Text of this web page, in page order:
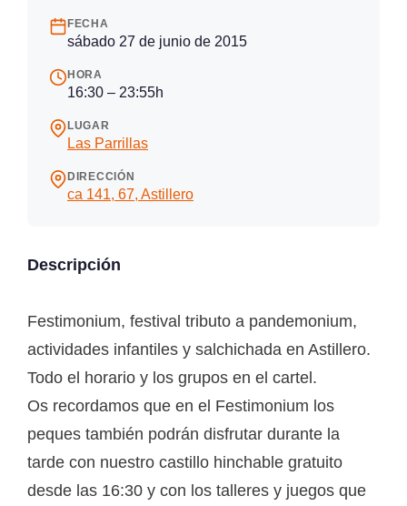
FECHA
sábado 27 de junio de 2015
HORA
16:30 – 23:55h
LUGAR
Las Parrillas
DIRECCIÓN
ca 141, 67, Astillero
Descripción
Festimonium, festival tributo a pandemonium,
actividades infantiles y salchichada en Astillero.
Todo el horario y los grupos en el cartel.
Os recordamos que en el Festimonium los
peques también podrán disfrutar durante la
tarde con nuestro castillo hinchable gratuito
desde las 16:30 y con los talleres y juegos que